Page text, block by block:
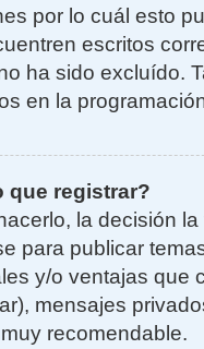
por lo cuál esto
escritos
ha sido excluído.
en la
que registrar?
la decisión
para publicar
y/o ventajas que
mensajes
recomendable.